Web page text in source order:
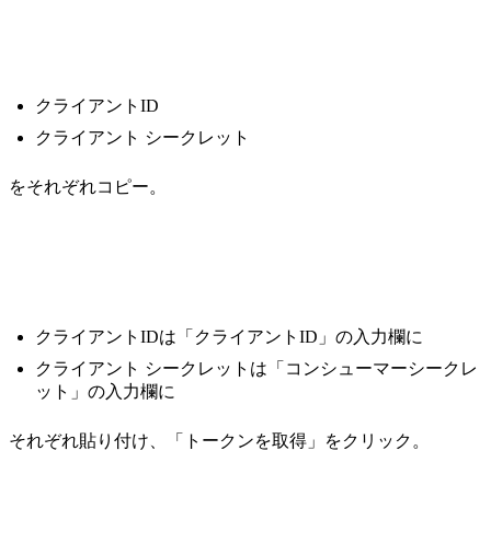
クライアントID
クライアント シークレット
をそれぞれコピー。
クライアントIDは「クライアントID」の入力欄に
クライアント シークレットは「コンシューマーシークレ
ット」の入力欄に
それぞれ貼り付け、「トークンを取得」をクリック。